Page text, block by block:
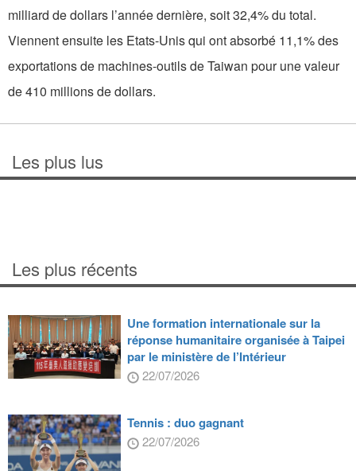
milliard de dollars l’année dernière, soit 32,4% du total.
Viennent ensuite les Etats-Unis qui ont absorbé 11,1% des
exportations de machines-outils de Taiwan pour une valeur
de 410 millions de dollars.
Les plus lus
Les plus récents
Une formation internationale sur la
réponse humanitaire organisée à Taipei
par le ministère de l’Intérieur
22/07/2026
Tennis : duo gagnant
22/07/2026